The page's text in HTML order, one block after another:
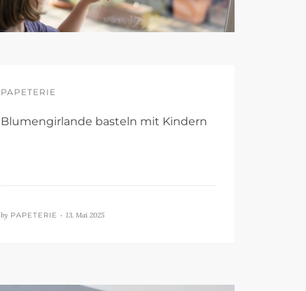
PAPETERIE
Blumengirlande basteln mit Kindern
by PAPETERIE • 13. Mai 2025